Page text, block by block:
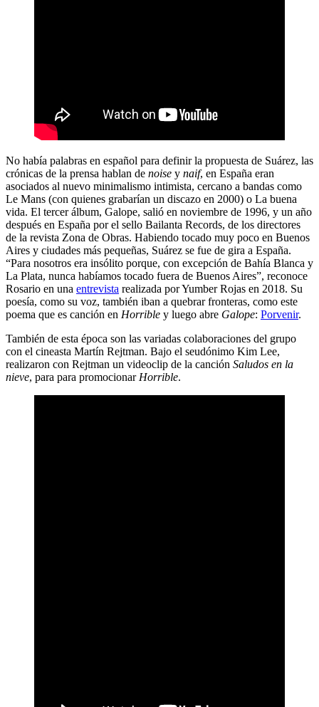
No había palabras en español para definir la propuesta de Suárez, las
crónicas de la prensa hablan de noise y naif, en España eran
asociados al nuevo minimalismo intimista, cercano a bandas como
Le Mans (con quienes grabarían un discazo en 2000) o La buena
vida. El tercer álbum, Galope, salió en noviembre de 1996, y un año
después en España por el sello Bailanta Records, de los directores
de la revista Zona de Obras. Habiendo tocado muy poco en Buenos
Aires y ciudades más pequeñas, Suárez se fue de gira a España.
“Para nosotros era insólito porque, con excepción de Bahía Blanca y
La Plata, nunca habíamos tocado fuera de Buenos Aires”, reconoce
Rosario en una entrevista realizada por Yumber Rojas en 2018. Su
poesía, como su voz, también iban a quebrar fronteras, como este
poema que es canción en Horrible y luego abre Galope: Porvenir.
También de esta época son las variadas colaboraciones del grupo
con el cineasta Martín Rejtman. Bajo el seudónimo Kim Lee,
realizaron con Rejtman un videoclip de la canción Saludos en la
nieve, para para promocionar Horrible.